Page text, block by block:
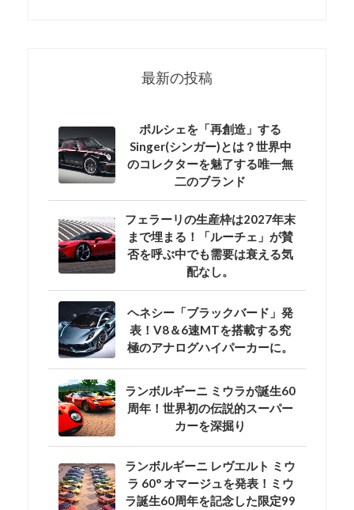
最新の投稿
ポルシェを「再創造」する
Singer(シンガー)とは？世界中
のコレクターを魅了する唯一無
二のブランド
フェラーリの生産枠は2027年末
まで埋まる！「ルーチェ」が賛
否を呼ぶ中でも需要は衰える気
配なし。
ヘネシー「ブラックバード」発
表！V8＆6速MTを搭載する究
極のアナログハイパーカーに。
ランボルギーニ ミウラが誕生60
周年！世界初の伝説的スーパー
カーを深掘り
ランボルギーニ レヴエルト ミウ
ラ 60° オマージュを発表！ミウ
ラ誕生60周年を記念した限定99